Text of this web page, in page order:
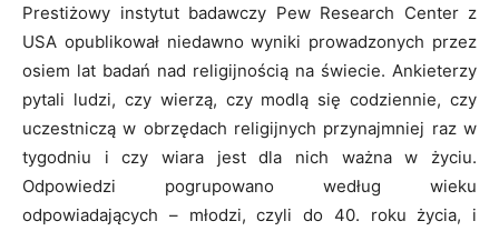
Prestiżowy instytut badawczy Pew Research Center z
USA opublikował niedawno wyniki prowadzonych przez
osiem lat badań nad religijnością na świecie. Ankieterzy
pytali ludzi, czy wierzą, czy modlą się codziennie, czy
uczestniczą w obrzędach religijnych przynajmniej raz w
tygodniu i czy wiara jest dla nich ważna w życiu.
Odpowiedzi pogrupowano według wieku
odpowiadających – młodzi, czyli do 40. roku życia, i